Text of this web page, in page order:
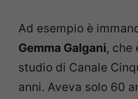
Ad esempio è
Gemma Galgani, che
studio di Canale
anni. Aveva solo 60